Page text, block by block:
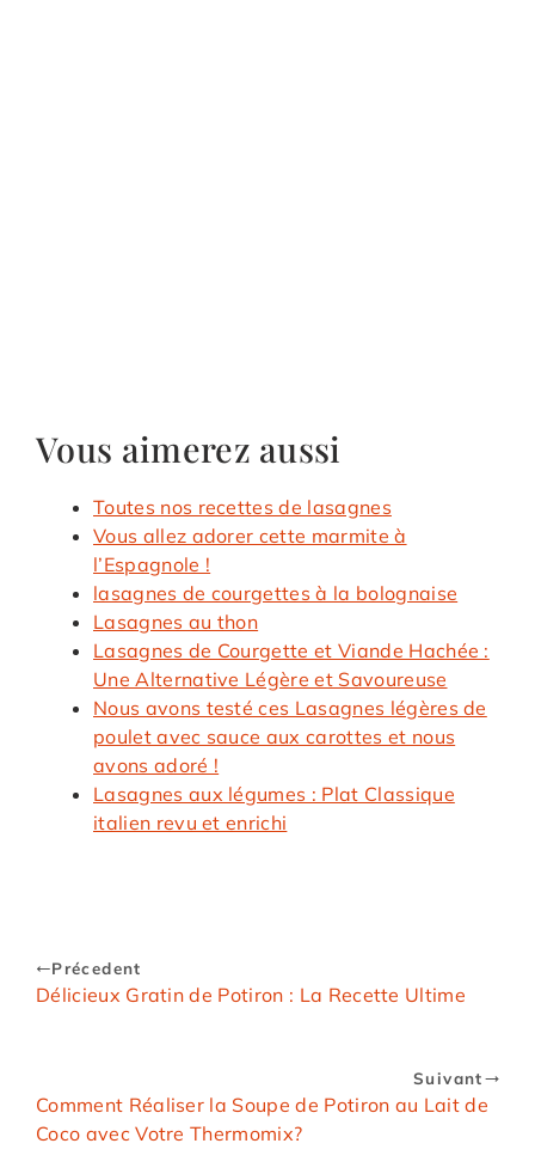
Vous aimerez aussi
Toutes nos recettes de lasagnes
Vous allez adorer cette marmite à
l’Espagnole !
lasagnes de courgettes à la bolognaise
Lasagnes au thon
Lasagnes de Courgette et Viande Hachée :
Une Alternative Légère et Savoureuse
Nous avons testé ces Lasagnes légères de
poulet avec sauce aux carottes et nous
avons adoré !
Lasagnes aux légumes : Plat Classique
italien revu et enrichi
Précedent
Délicieux Gratin de Potiron : La Recette Ultime
Suivant
Comment Réaliser la Soupe de Potiron au Lait de
Coco avec Votre Thermomix?